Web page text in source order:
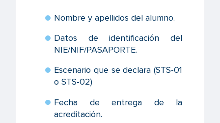
Nombre y apellidos del alumno.
Datos de identificación del
NIE/NIF/PASAPORTE.
Escenario que se declara (STS-01
o STS-02)
Fecha de entrega de la
acreditación.